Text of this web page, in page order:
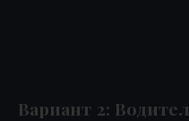
Вариант 2: